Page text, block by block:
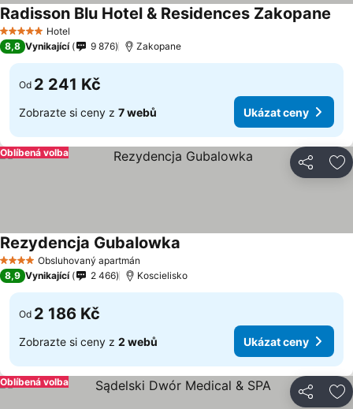
5 Počet hvězdiček
Hotel
Radisson Blu Hotel & Residences Zakopane
8,8 Vynikající 9 876 Zakopane
Od 2 241 Kč
Zobrazte si ceny z 7 webů Ukázat ceny
Sdílet
Oblíbená volba
4 Počet hvězdiček
Obsluhovaný apartmán
Rezydencja Gubalowka
8,9 Vynikající 2 466 Koscielisko
Od 2 186 Kč
Zobrazte si ceny z 2 webů Ukázat ceny
Sdílet
Oblíbená volba